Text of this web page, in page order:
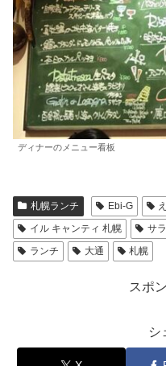
ディナーのメニュー看板
札幌ランチ Ebi-G
イル キャンティ 札幌
サ
ランチ
大通 札幌
スポ
シ